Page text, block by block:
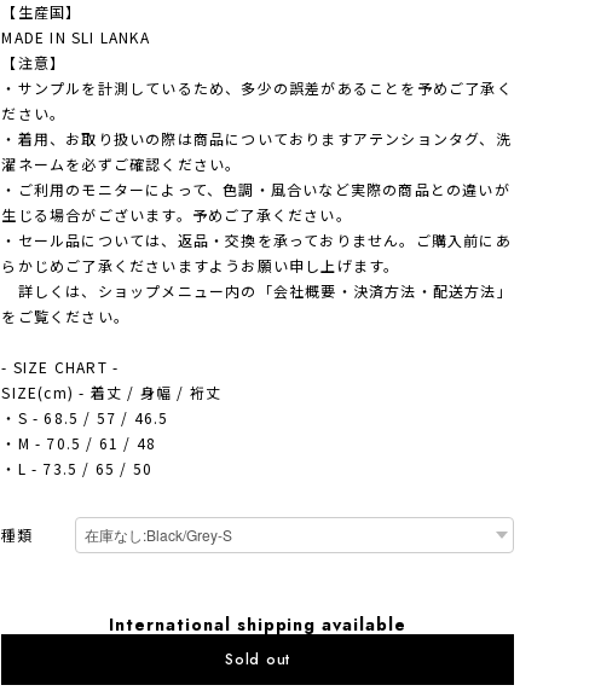
【生産国】
MADE IN SLI LANKA
【注意】
・サンプルを計測しているため、多少の誤差があることを予めご了承く
ださい。
・着用、お取り扱いの際は商品についておりますアテンションタグ、洗
濯ネームを必ずご確認ください。
・ご利用のモニターによって、色調・風合いなど実際の商品との違いが
生じる場合がございます。予めご了承ください。
・セール品については、返品・交換を承っておりません。ご購入前にあ
らかじめご了承くださいますようお願い申し上げます。
詳しくは、ショップメニュー内の「会社概要・決済方法・配送方法」
をご覧ください。
- SIZE CHART -
SIZE(cm) - 着丈 / 身幅 / 裄丈
・S - 68.5 / 57 / 46.5
・M - 70.5 / 61 / 48
・L - 73.5 / 65 / 50
種類
International shipping available
Sold out